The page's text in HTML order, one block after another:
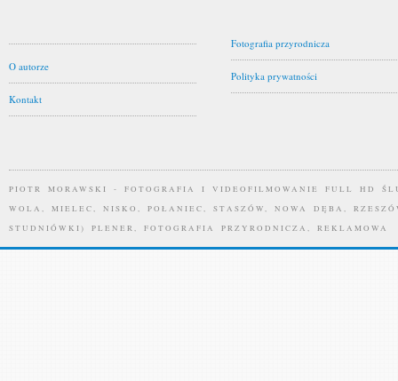
O autorze
Kontakt
Fotografia przyrodnicza
Polityka prywatności
PIOTR MORAWSKI - FOTOGRAFIA I VIDEOFILMOWANIE FULL HD
WOLA, MIELEC, NISKO, POŁANIEC, STASZÓW, NOWA DĘBA,
STUDNIÓWKI) PLENER, FOTOGRAFIA PRZYRODNICZA, REKLAMOWA